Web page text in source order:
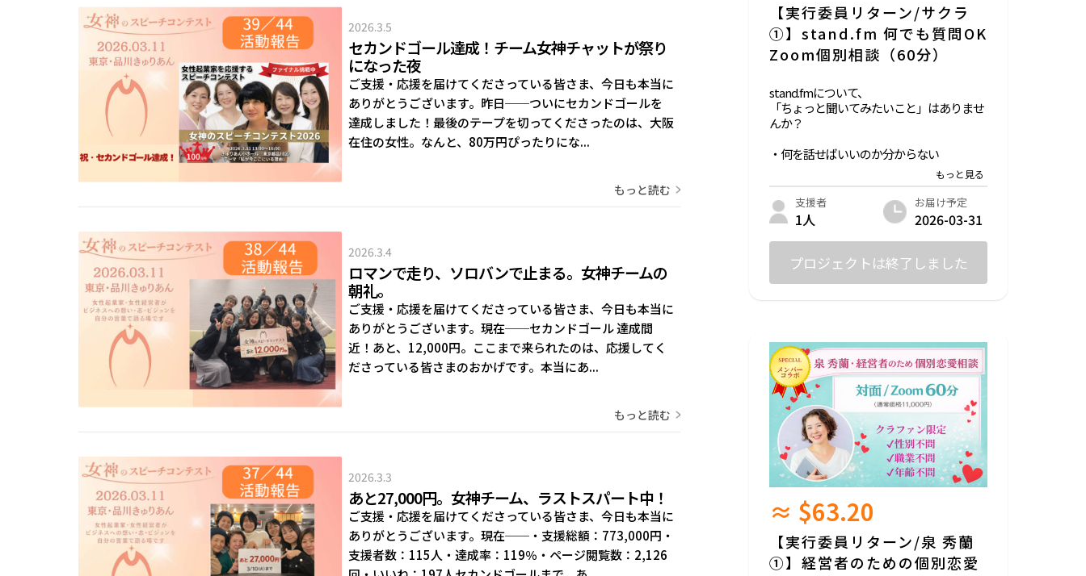
2026.3.5
セカンドゴール達成！チーム女神チャットが祭り
になった夜
ご支援・応援を届けてくださっている皆さま、今日も本当に
ありがとうございます。昨日──ついにセカンドゴールを
達成しました！最後のテープを切ってくださったのは、大阪
在住の女性。なんと、80万円ぴったりにな...
もっと読む
2026.3.4
ロマンで走り、ソロバンで止まる。女神チームの
朝礼。
ご支援・応援を届けてくださっている皆さま、今日も本当に
ありがとうございます。現在──セカンドゴール 達成間
近！あと、12,000円。ここまで来られたのは、応援してく
ださっている皆さまのおかげです。本当にあ...
もっと読む
2026.3.3
あと27,000円。女神チーム、ラストスパート中！
ご支援・応援を届けてくださっている皆さま、今日も本当に
ありがとうございます。現在──・支援総額：773,000円・
支援者数：115人・達成率：119％・ページ閲覧数：2,126
【実行委員リターン/サクラ
①】stand.fm 何でも質問OK
Zoom個別相談（60分）
stand.fmについて、
「ちょっと聞いてみたいこと」はありませ
んか？
・何を話せばいいのか分からない
・毎日配信じゃなくても大丈夫？
・仕事につながるの？
・向いているのか、正直よく分からない
このリターンは、
stand.fmに関する「何でも質問OK」のZoo
m個別相談（60分）です。
あらかじめテーマを決める必要はありませ
ん。
聞きたいことを、そのまま持ってきてくだ
さい。
サービスのご案内や勧誘は行いません。
単発の相談として、気軽にご利用いただけ
ます。
※河原サクラは、stand.fm「4月のサク
ラ」として
5年間、毎日音声配信を継続し、
累計31万回以上の再生実績があります。
支援者
1人
お届け予定
2026-03-31
プロジェクトは終了しました
≈ $63.20
【実行委員リターン/泉 秀蘭
①】経営者のための個別恋愛